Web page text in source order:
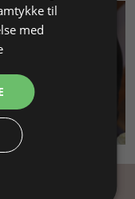
til
med